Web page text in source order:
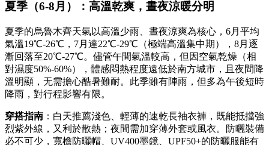
夏季（6-8月）：高溫乾爽，晝夜涼暖分明
夏季的烏魯木齊天氣以高溫少雨、晝夜涼爽為核心，6月平均
氣溫19℃-26℃，7月達22℃-29℃（極端高溫集中期），8月逐
漸回落至20℃-27℃。儘管午間氣溫較高，但因空氣乾燥（相
對濕度50%-60%），體感悶熱程度遠低於南方城市，且夜間降
溫明顯，无需擔心酷暑難耐。此季雖有陣雨，但多為午後短時
降雨，對行程影響有限。
穿搭指南 ：白天推薦淺色、輕薄的速乾長袖衣褲，既能抵擋強
烈紫外線，又利於散熱；夜間需加穿薄外套或風衣。防曬裝備
必不可少，寬檐防曬帽、UV400墨鏡、UPF50+的防曬服能有